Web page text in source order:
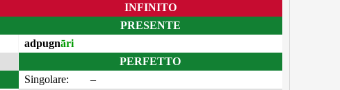
INFINITO
PRESENTE
adpugnāri
PERFETTO
Singolare:
–